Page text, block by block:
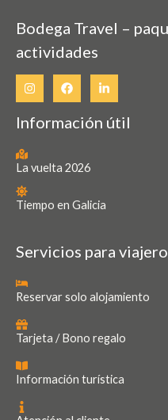
Bodega Travel –
actividades
Información útil
La vuelta 2026
Tiempo en Galicia
Servicios para
Reservar solo alojamiento
Tarjeta / Bono regalo
Información turística